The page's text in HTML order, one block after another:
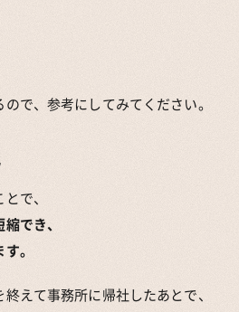
で、参考にしてみてください。
で、
でき、
。
えて事務所に帰社したあとで、